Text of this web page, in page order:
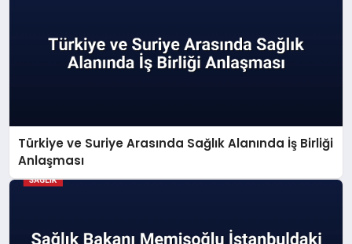
Türkiye ve Suriye Arasında Sağlık Alanında İş Birliği
Anlaşması